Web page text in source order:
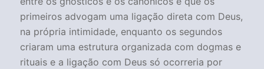
primeiros advogam uma ligação direta com Deus,
na própria intimidade, enquanto os segundos
criaram uma estrutura organizada com dogmas e
rituais e a ligação com Deus só ocorreria por